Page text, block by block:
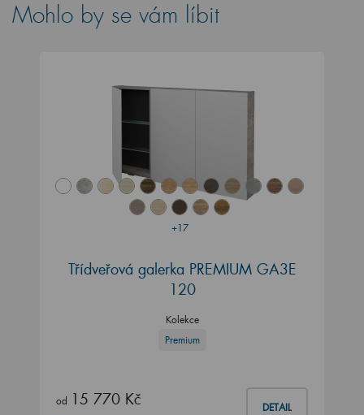
Mohlo by se vám líbit
+17
Třídveřová galerka PREMIUM GA3E
120
Kolekce
Premium
od 15 770 Kč DETAIL